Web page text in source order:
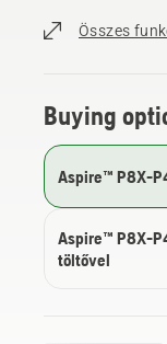
Összes
Buying
Aspire™ P8X-
Aspire™ P8X-
töltővel